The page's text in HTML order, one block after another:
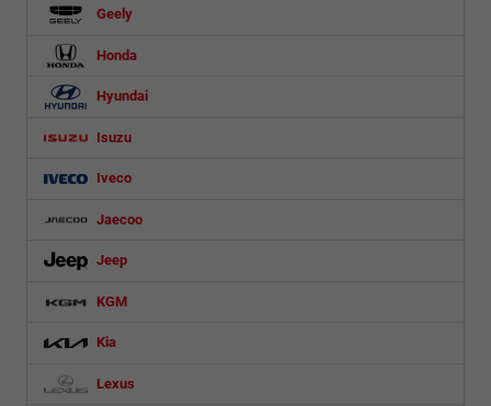
Geely
Honda
Hyundai
Isuzu
Iveco
Jaecoo
Jeep
KGM
Kia
Lexus